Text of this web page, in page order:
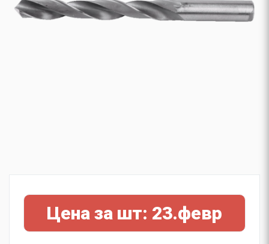
Цена за шт: 23.февр